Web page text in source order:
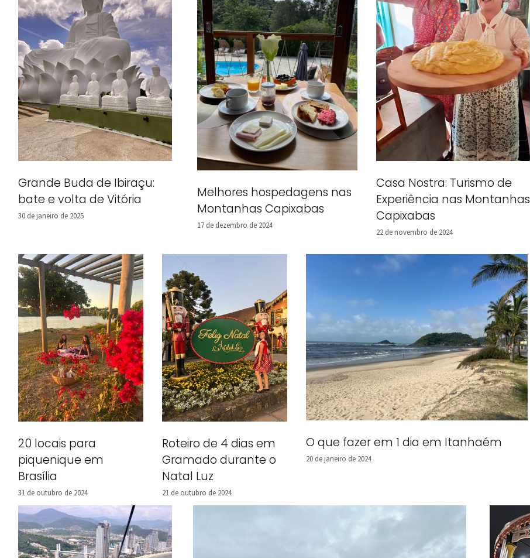
Grande Buda de Ibiraçu:
bate e volta de Vitória
30 de janeiro de 2025
Melhores hospedagens nas
Montanhas Capixabas
17 de dezembro de 2024
Casa Nostra: Turismo de
Experiência nas Montanhas
Capixabas
22 de novembro de 2024
20 locais para
piquenique em
Brasília
31 de outubro de 2024
Roteiro de 4 dias em
Gramado durante o
Natal Luz
21 de outubro de 2024
O que fazer em 1 dia em Itanhaém
20 de janeiro de 2024